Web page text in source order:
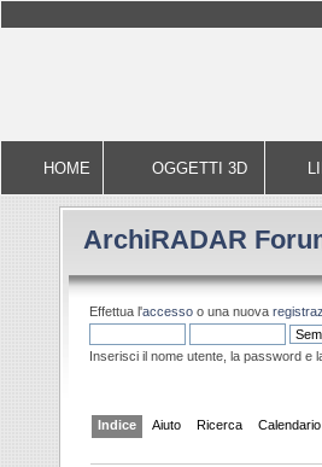
HOME OGGETTI 3D
ArchiRADAR
Effettua l'accesso o una nuova
Inserisci il nome utente, la password e
Indice Aiuto Ricerca Calendario